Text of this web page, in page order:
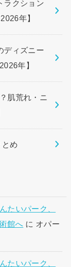
ラクション
年】
ディズニー
年】
肌荒れ・ニ
め
たいパーク、
館へ に オパー
たいパーク、